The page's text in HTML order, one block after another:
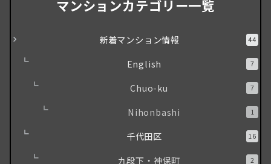
マンションカテゴリー一覧
新着マンション情報 44
English 7
Chuo-ku 7
Nihonbashi 1
千代田区 16
九段下・神保町 2